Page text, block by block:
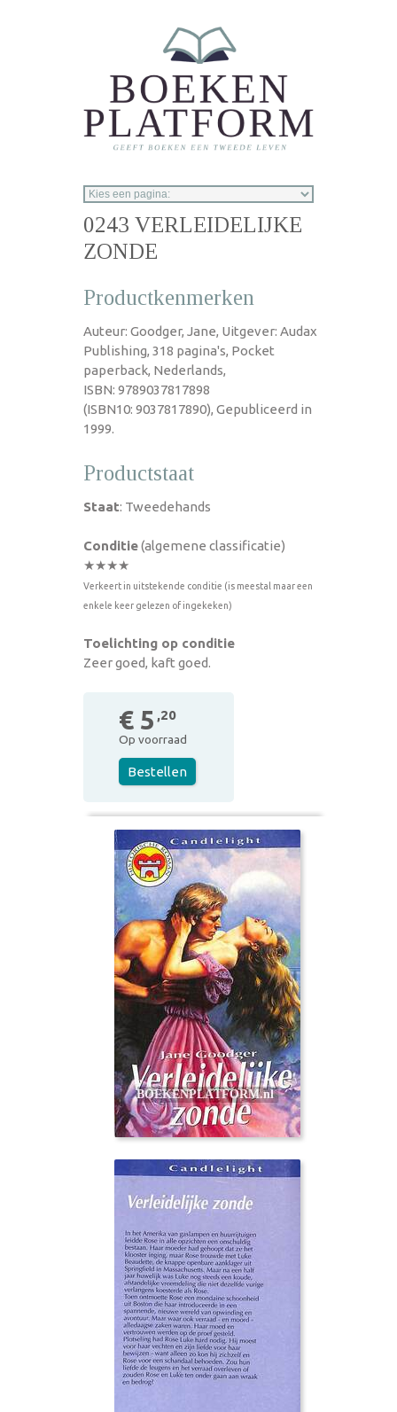
0243 VERLEIDELIJKE
ZONDE
Productkenmerken
Auteur: Goodger, Jane, Uitgever: Audax
Publishing, 318 pagina's, Pocket
paperback, Nederlands,
ISBN: 9789037817898
(ISBN10: 9037817890), Gepubliceerd in
1999.
Productstaat
Staat: Tweedehands
Conditie(algemene classificatie)
★★★★
Verkeert in uitstekende conditie (is meestal maar een
enkele keer gelezen of ingekeken)
Toelichting op conditie
Zeer goed, kaft goed.
€ 5 ,20
Op voorraad
Bestellen